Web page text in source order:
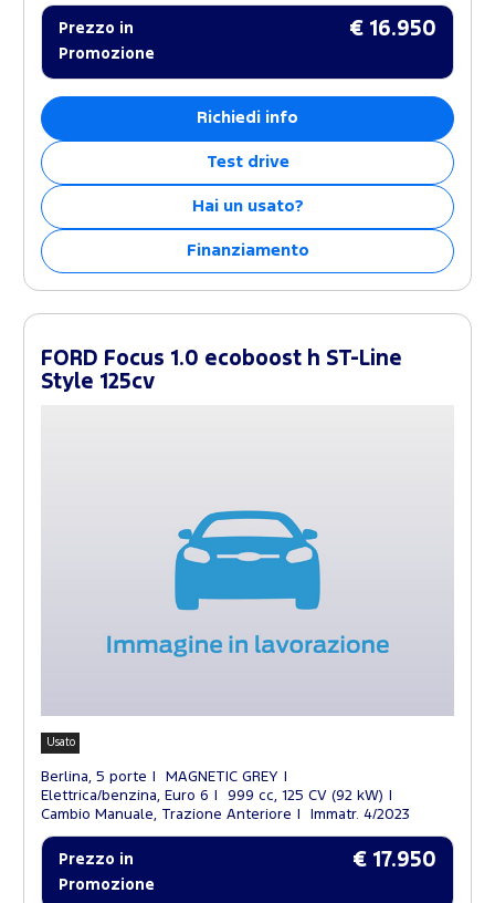
Prezzo in
Promozione
€ 16.950
Richiedi info
Test drive
Hai un usato?
Finanziamento
FORD Focus 1.0 ecoboost h ST-Line
Style 125cv
Usato
Berlina, 5 porte
MAGNETIC GREY
Elettrica/benzina, Euro 6
999 cc, 125 CV (92 kW)
Cambio Manuale, Trazione Anteriore
Immatr. 4/2023
Prezzo in
Promozione
€ 17.950